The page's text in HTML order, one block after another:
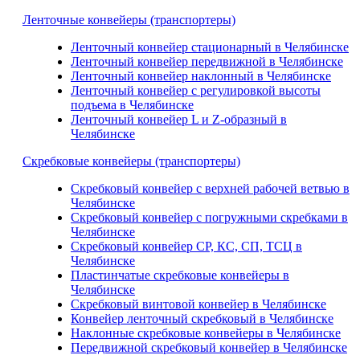
Ленточные конвейеры (транспортеры)
Ленточный конвейер стационарный в Челябинске
Ленточный конвейер передвижной в Челябинске
Ленточный конвейер наклонный в Челябинске
Ленточный конвейер с регулировкой высоты
подъема в Челябинске
Ленточный конвейер L и Z-образный в
Челябинске
Скребковые конвейеры (транспортеры)
Скребковый конвейер с верхней рабочей ветвью в
Челябинске
Скребковый конвейер с погружными скребками в
Челябинске
Скребковый конвейер СР, КС, СП, ТСЦ в
Челябинске
Пластинчатые скребковые конвейеры в
Челябинске
Скребковый винтовой конвейер в Челябинске
Конвейер ленточный скребковый в Челябинске
Наклонные скребковые конвейеры в Челябинске
Передвижной скребковый конвейер в Челябинске